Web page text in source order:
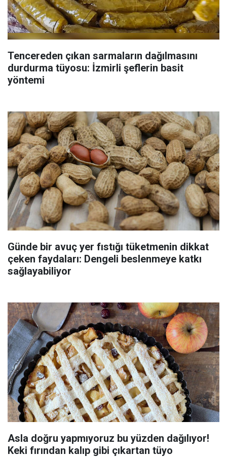
Tencereden çıkan sarmaların dağılmasını
durdurma tüyosu: İzmirli şeflerin basit
yöntemi
Günde bir avuç yer fıstığı tüketmenin dikkat
çeken faydaları: Dengeli beslenmeye katkı
sağlayabiliyor
Asla doğru yapmıyoruz bu yüzden dağılıyor!
Keki fırından kalıp gibi çıkartan tüyo